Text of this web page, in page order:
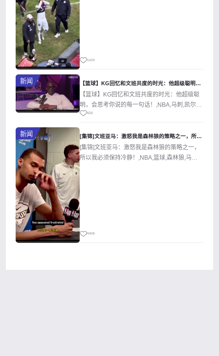
1420
新闻 【篮球】KG回忆和文班共度的时光：他超级聪明，会思考你说的每
【篮球】KG回忆和文班共度的时光：他超级聪
明，会思考你说的每一句话！,NBA,马刺,凯尔特
人,加内特,文班亚马,篮球,精...
426
新闻 [集锦]文班亚马：激怒我是森林狼的策略之一，所以我必须保持冷
[集锦]文班亚马：激怒我是森林狼的策略之一，
所以我必须保持冷静！,NBA,篮球,森林狼,马刺,
4406